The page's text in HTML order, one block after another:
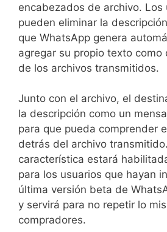
encabezados de archivo. Los
pueden eliminar la
que WhatsApp genera
agregar su propio texto como
de los archivos transmitidos.
Junto con el archivo, el
la descripción como un
para que pueda comprender
detrás del archivo
característica estará
para los usuarios que hayan
última versión beta de
y servirá para no repetir lo
compradores.